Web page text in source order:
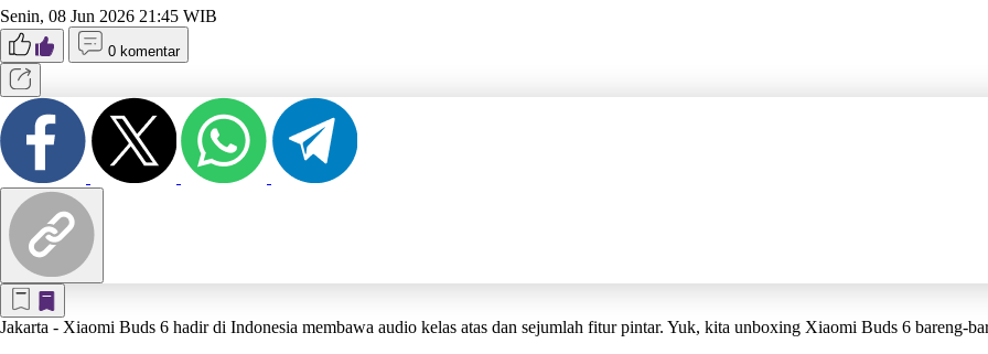
Senin, 08 Jun 2026 21:45 WIB
0 komentar
Jakarta - Xiaomi Buds 6 hadir di Indonesia membawa audio kelas atas dan sejumlah fitur pintar. Yuk, kita unboxing Xiaomi Buds 6 bareng-